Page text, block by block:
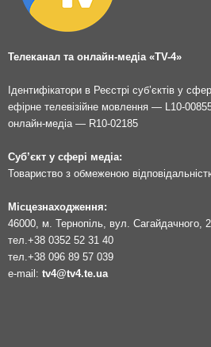
Телеканал та онлайн-медіа «TV-4»
Ідентифікатори в Реєстрі суб’єктів у
ефірне телевізійне мовлення — L10-
онлайн-медіа — R10-02185
Суб’єкт у сфері медіа:
Товариство з обмеженою
Місцезнаходження:
46000, м. Тернопіль, вул. Сагайдачного,
тел. +38 0352 52 31 40
тел. +38 096 89 57 039
e-mail: tv4@tv4.te.ua